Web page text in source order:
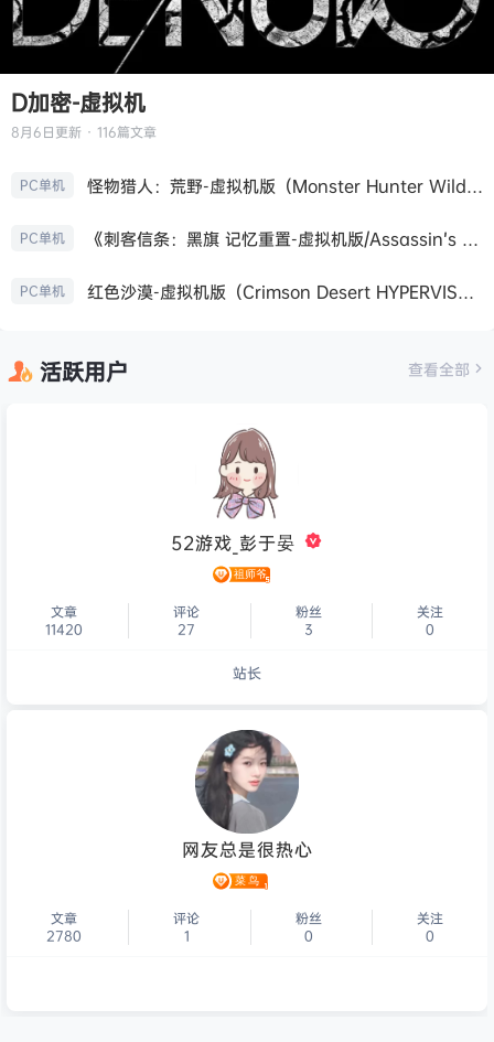
D加密-虚拟机
8月6日更新 · 116篇文章
PC单机 怪物猎人：荒野-虚拟机版（Monster Hunter Wilds HYPERVISOR）免安装中文版
PC单机 《刺客信条：黑旗 记忆重置-虚拟机版/Assassin’s Creed Black Flag Resynced HYPERVISOR》免安装中文版
PC单机 红色沙漠-虚拟机版（Crimson Desert HYPERVISOR）免安装中文版
活跃用户 查看全部
52游戏_彭于晏
文章
11420
评论
27
粉丝
3
关注
0
站长
个人主页
网友总是很热心
文章
2780
评论
1
粉丝
0
关注
0